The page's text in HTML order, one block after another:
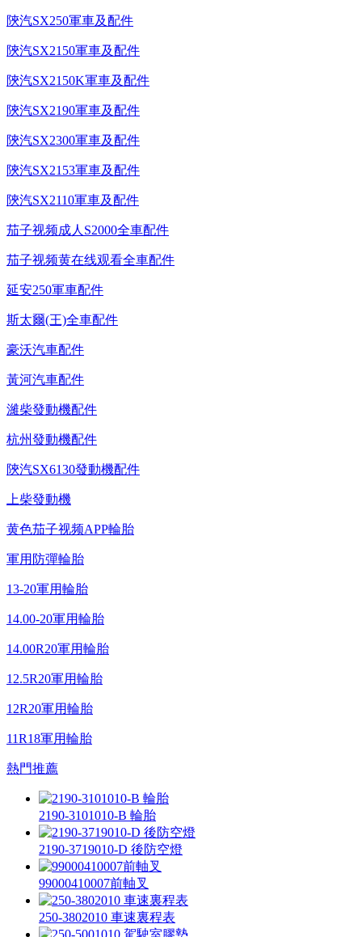
陝汽SX250軍車及配件
陝汽SX2150軍車及配件
陝汽SX2150K軍車及配件
陝汽SX2190軍車及配件
陝汽SX2300軍車及配件
陝汽SX2153軍車及配件
陝汽SX2110軍車及配件
茄子视频成人S2000全車配件
茄子视频黄在线观看全車配件
延安250軍車配件
斯太爾(王)全車配件
豪沃汽車配件
黃河汽車配件
濰柴發動機配件
杭州發動機配件
陝汽SX6130發動機配件
上柴發動機
黄色茄子视频APP輪胎
軍用防彈輪胎
13-20軍用輪胎
14.00-20軍用輪胎
14.00R20軍用輪胎
12.5R20軍用輪胎
12R20軍用輪胎
11R18軍用輪胎
熱門推薦
2190-3101010-B 輪胎
2190-3719010-D 後防空燈
99000410007前軸叉
250-3802010 車速裏程表